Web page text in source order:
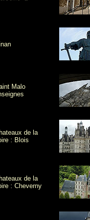
Malo
hateaux de la
: Blois
hateaux de la
: Cheverny